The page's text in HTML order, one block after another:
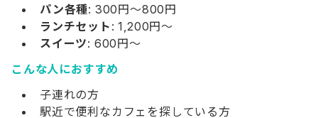
パン各種: 300円～800円
ランチセット : 1,200円～
スイーツ: 600円～
こんな人におすすめ
子連れの方
駅近で便利なカフェを探している方